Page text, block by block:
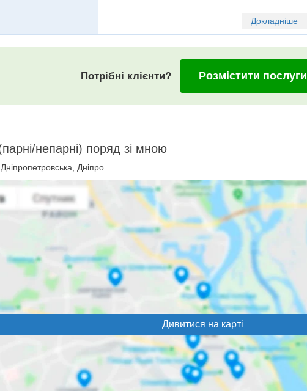
Докладніше
Потрібні клієнти? Розмістити послуги
непарні) поряд зі мною
Дніпро
Дивитися на карті